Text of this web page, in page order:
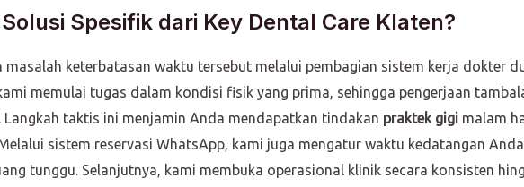
Spesifik dari Key Dental Care Klaten?
masalah keterbatasan waktu tersebut melalui pembagian sistem kerja dokter
memulai tugas dalam kondisi fisik yang prima, sehingga pengerjaan
Langkah taktis ini menjamin Anda mendapatkan tindakan praktek gigimalam
sistem reservasi WhatsApp, kami juga mengatur waktu kedatangan
tunggu. Selanjutnya, kami membuka operasional klinik secara konsisten